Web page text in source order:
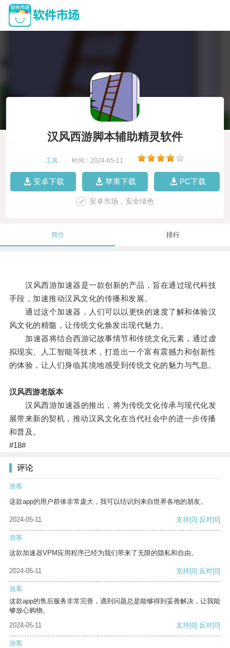
汉风西游脚本辅助精灵软件
工具 时间：2024-05-11
安卓下载 苹果下载 PC下载
安卓市场，安全绿色
简介 排行
汉风西游加速器是一款创新的产品，旨在通过现代科技
手段，加速推动汉风文化的传播和发展。
通过这个加速器，人们可以以更快的速度了解和体验汉
风文化的精髓，让传统文化焕发出现代魅力。
加速器将结合西游记故事情节和传统文化元素，通过虚
拟现实、人工智能等技术，打造出一个富有震撼力和创新性
的体验，让人们身临其境地感受到传统文化的魅力与气息。
汉风西游老版本
汉风西游加速器的推出，将为传统文化传承与现代化发
展带来新的契机，推动汉风文化在当代社会中的进一步传播
和普及。
#18#
评论
游客
这款app的用户群体非常庞大，我可以结识到来自世界各地的朋友。
2024-05-11 支持[0] 反对[0]
游客
这款加速器VPM应用程序已经为我们带来了无限的隐私和自由。
2024-05-11 支持[0] 反对[0]
游客
这款app的售后服务非常完善，遇到问题总是能够得到妥善解决，让我能
够放心购物。
2024-05-11
支持[0] 反对[0]
游客